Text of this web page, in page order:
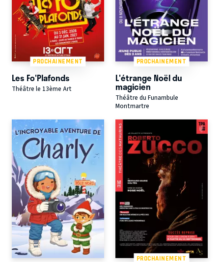
PROCHAINEMENT
Les Fo'Plafonds
Théâtre le 13ème Art
PROCHAINEMENT
L'étrange Noël du
magicien
Théâtre du Funambule
Montmartre
PROCHAINEMENT